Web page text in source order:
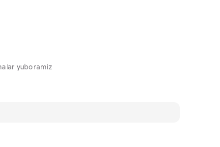
yuboramiz